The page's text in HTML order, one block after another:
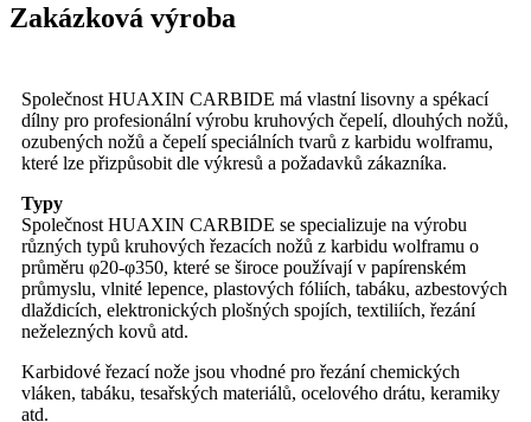
Zakázková výroba
Společnost HUAXIN CARBIDE má vlastní lisovny a spékací
dílny pro profesionální výrobu kruhových čepelí, dlouhých nožů,
ozubených nožů a čepelí speciálních tvarů z karbidu wolframu,
které lze přizpůsobit dle výkresů a požadavků zákazníka.
Typy
Společnost HUAXIN CARBIDE se specializuje na výrobu
různých typů kruhových řezacích nožů z karbidu wolframu o
průměru φ20-φ350, které se široce používají v papírenském
průmyslu, vlnité lepence, plastových fóliích, tabáku, azbestových
dlaždicích, elektronických plošných spojích, textiliích, řezání
neželezných kovů atd.
Karbidové řezací nože jsou vhodné pro řezání chemických
vláken, tabáku, tesařských materiálů, ocelového drátu, keramiky
atd.